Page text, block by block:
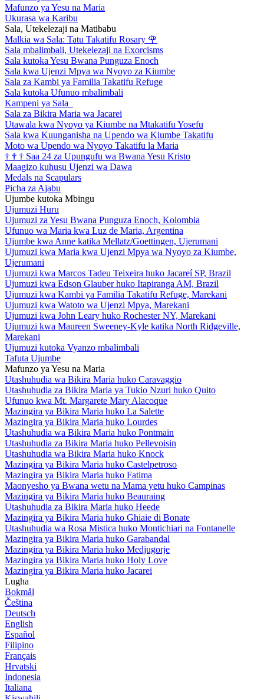
Mafunzo ya Yesu na Maria
Ukurasa wa Karibu
Sala, Utekelezaji na Matibabu
Malkia wa Sala: Tatu Takatifu Rosary 🌹
Sala mbalimbali, Utekelezaji na Exorcisms
Sala kutoka Yesu Bwana Punguza Enoch
Sala kwa Ujenzi Mpya wa Nyoyo za Kiumbe
Sala za Kambi ya Familia Takatifu Refuge
Sala kutoka Ufunuo mbalimbali
Kampeni ya Sala
Sala za Bikira Maria wa Jacarei
Utawala kwa Nyoyo ya Kiumbe na Mtakatifu Yosefu
Sala kwa Kuunganisha na Upendo wa Kiumbe Takatifu
Moto wa Upendo wa Nyoyo Takatifu la Maria
† † † Saa 24 za Upungufu wa Bwana Yesu Kristo
Maagizo kuhusu Ujenzi wa Dawa
Medals na Scapulars
Picha za Ajabu
Ujumbe kutoka Mbingu
Ujumuzi Huru
Ujumuzi za Yesu Bwana Punguza Enoch, Kolombia
Ufunuo wa Maria kwa Luz de Maria, Argentina
Ujumbe kwa Anne katika Mellatz/Goettingen, Ujerumani
Ujumuzi kwa Maria kwa Ujenzi Mpya wa Nyoyo za Kiumbe,
Ujerumani
Ujumuzi kwa Marcos Tadeu Teixeira huko Jacareí SP, Brazil
Ujumuzi kwa Edson Glauber huko Itapiranga AM, Brazil
Ujumuzi kwa Kambi ya Familia Takatifu Refuge, Marekani
Ujumuzi kwa Watoto wa Ujenzi Mpya, Marekani
Ujumuzi kwa John Leary huko Rochester NY, Marekani
Ujumuzi kwa Maureen Sweeney-Kyle katika North Ridgeville,
Marekani
Ujumuzi kutoka Vyanzo mbalimbali
Tafuta Ujumbe
Mafunzo ya Yesu na Maria
Utashuhudia wa Bikira Maria huko Caravaggio
Utashuhudia za Bikira Maria ya Tukio Nzuri huko Quito
Ufunuo kwa Mt. Margarete Mary Alacoque
Mazingira ya Bikira Maria huko La Salette
Mazingira ya Bikira Maria huko Lourdes
Utashuhudia wa Bikira Maria huko Pontmain
Utashuhudia za Bikira Maria huko Pellevoisin
Utashuhudia wa Bikira Maria huko Knock
Mazingira ya Bikira Maria huko Castelpetroso
Mazingira ya Bikira Maria huko Fatima
Maonyesho ya Bwana wetu na Mama yetu huko Campinas
Mazingira ya Bikira Maria huko Beauraing
Utashuhudia za Bikira Maria huko Heede
Mazingira ya Bikira Maria huko Ghiaie di Bonate
Utashuhudia wa Rosa Mistica huko Montichiari na Fontanelle
Mazingira ya Bikira Maria huko Garabandal
Mazingira ya Bikira Maria huko Medjugorje
Mazingira ya Bikira Maria huko Holy Love
Mazingira ya Bikira Maria huko Jacarei
Lugha
Bokmål
Čeština
Deutsch
English
Español
Filipino
Français
Hrvatski
Indonesia
Italiana